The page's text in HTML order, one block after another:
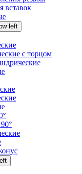
вставок
с торцом